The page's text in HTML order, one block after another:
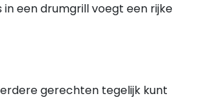
een drumgrill voegt een rijke
gerechten tegelijk kunt